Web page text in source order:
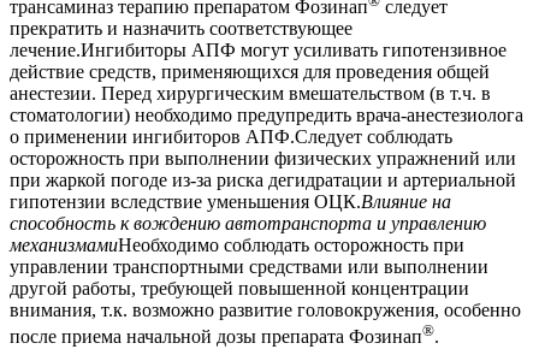
трансаминаз терапию препаратом Фозинап
следует
прекратить и назначить соответствующее
лечение.Ингибиторы АПФ могут усиливать гипотензивное
действие средств, применяющихся для проведения общей
анестезии. Перед хирургическим вмешательством (в т.ч. в
стоматологии) необходимо предупредить врача-анестезиолога
о применении ингибиторов АПФ.Следует соблюдать
осторожность при выполнении физических упражнений или
при жаркой погоде из-за риска дегидратации и артериальной
гипотензии вследствие уменьшения ОЦК.Влияние на
способность к вождению автотранспорта и управлению
механизмамиНеобходимо соблюдать осторожность при
управлении транспортными средствами или выполнении
другой работы, требующей повышенной концентрации
внимания, т.к. возможно развитие головокружения, особенно
после приема начальной дозы препарата Фозинап®.